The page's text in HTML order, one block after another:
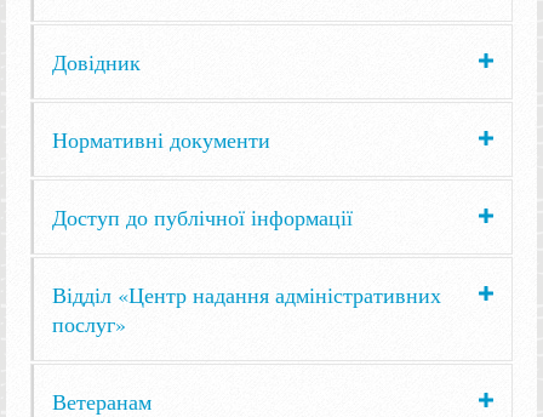
Довідник
Нормативні документи
Доступ до публічної інформації
Відділ «Центр надання адміністративних
послуг»
Ветеранам